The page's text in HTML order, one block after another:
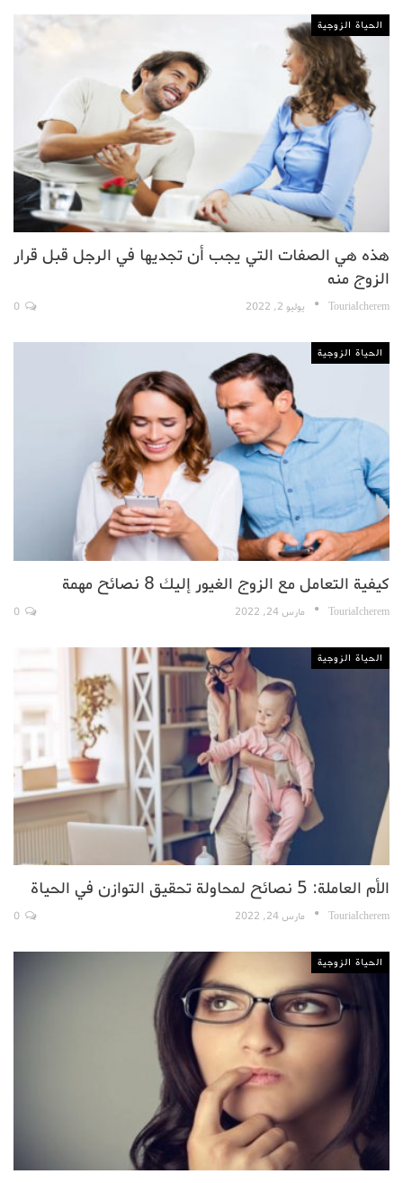
الحياة الزوجية
هذه هي الصفات التي يجب أن تجديها في الرجل قبل قرار
الزوج منه
TouriaIcherem يوليو 2, 2022
الحياة الزوجية
كيفية التعامل مع الزوج الغيور إليك 8 نصائح مهمة
TouriaIcherem مارس 24, 2022
الحياة الزوجية
الأم العاملة: 5 نصائح لمحاولة تحقيق التوازن في الحياة
TouriaIcherem مارس 24, 2022
الحياة الزوجية